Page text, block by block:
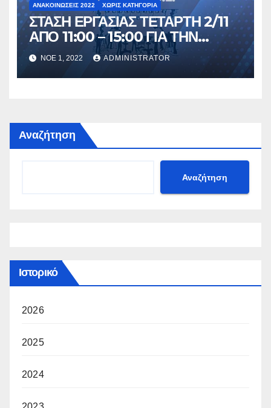
ΑΝΑΚΟΙΝΏΣΕΙΣ 2022 ΧΩΡΊΣ ΚΑΤΗΓΟΡΊΑ
ΣΤΑΣΗ ΕΡΓΑΣΙΑΣ ΤΕΤΑΡΤΗ 2/11
ΑΠΟ 11:00 – 15:00 ΓΙΑ ΤΗΝ
ΓΕΝΙΚΗ ΣΥΝΕΛΕΥΣΗ ΤΟΥ
ΕΔΟΕΑΠ
ΝΟΈ 1, 2022 ADMINISTRATOR
Αναζήτηση
Αναζήτηση
Ιστορικό
2026
2025
2024